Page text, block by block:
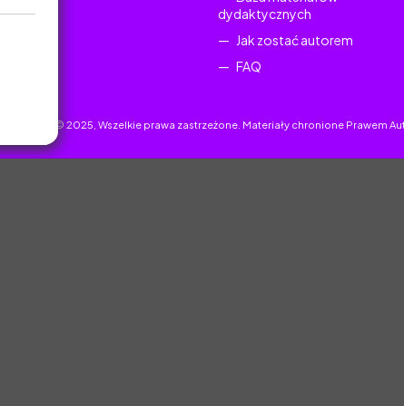
dydaktycznych
Jak zostać autorem
FAQ
© 2025, Wszelkie prawa zastrzeżone. Materiały chronione Prawem